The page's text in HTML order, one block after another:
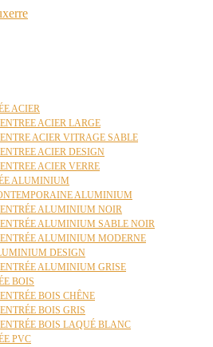
ACIER
ACIER LARGE
ACIER VITRAGE SABLE
ACIER DESIGN
ACIER VERRE
ALUMINIUM
ALUMINIUM
ALUMINIUM NOIR
ALUMINIUM SABLE NOIR
ALUMINIUM MODERNE
DESIGN
ALUMINIUM GRISE
BOIS
BOIS CHÊNE
BOIS GRIS
BOIS LAQUÉ BLANC
PVC